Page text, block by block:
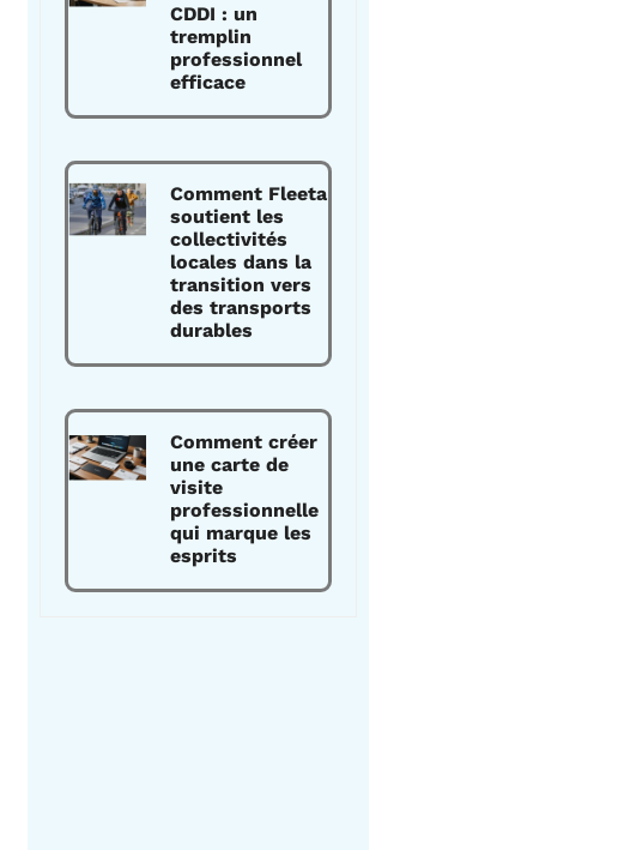
CDDI : un
tremplin
professionnel
efficace
Comment Fleeta
soutient les
collectivités
locales dans la
transition vers
des transports
durables
Comment créer
une carte de
visite
professionnelle
qui marque les
esprits